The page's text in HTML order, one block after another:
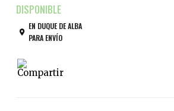
EN DUQUE DE ALBA
PARA ENVÍO